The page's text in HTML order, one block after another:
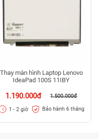
Thay màn hình Laptop Lenovo
IdeaPad 100S 11IBY
1.190.000đ 1.500.000đ
1 - 2 giờ Bảo hành 6 tháng